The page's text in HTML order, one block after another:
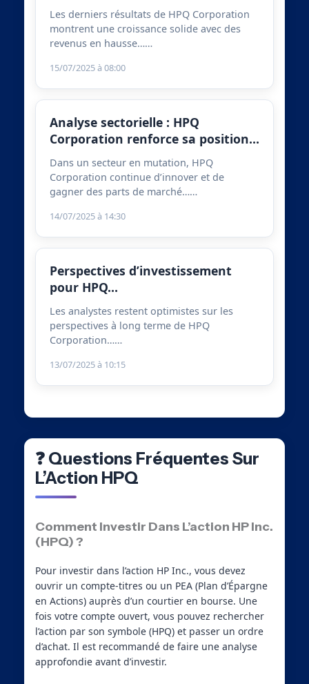
Les derniers résultats de HPQ Corporation
montrent une croissance solide avec des
revenus en hausse……
15/07/2025 à 08:00
Analyse sectorielle : HPQ
Corporation renforce sa position…
Dans un secteur en mutation, HPQ
Corporation continue d’innover et de
gagner des parts de marché……
14/07/2025 à 14:30
Perspectives d’investissement
pour HPQ…
Les analystes restent optimistes sur les
perspectives à long terme de HPQ
Corporation……
13/07/2025 à 10:15
❓ Questions Fréquentes Sur
L’Action HPQ
Comment Investir Dans L’action HP Inc.
(HPQ) ?
Pour investir dans l’action HP Inc., vous devez
ouvrir un compte-titres ou un PEA (Plan d’Épargne
en Actions) auprès d’un courtier en bourse. Une
fois votre compte ouvert, vous pouvez rechercher
l’action par son symbole (HPQ) et passer un ordre
d’achat. Il est recommandé de faire une analyse
approfondie avant d’investir.